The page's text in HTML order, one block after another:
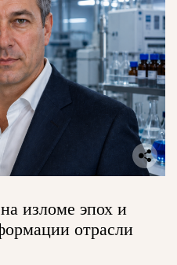
изломе эпох и
отрасли